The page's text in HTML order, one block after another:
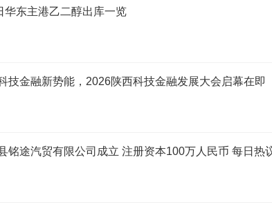
东主港乙二醇出库一览
技金融新势能，2026陕西科技金融发展大会启幕在即
铭途汽贸有限公司成立 注册资本100万人民币 每日热